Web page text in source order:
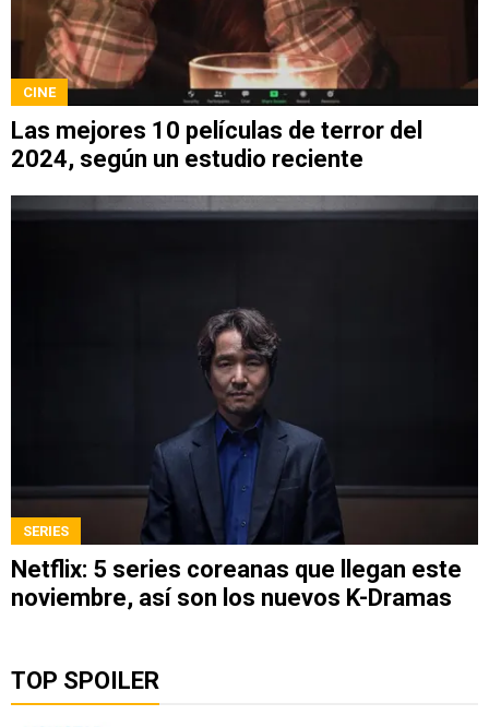
CINE
Las mejores 10 películas de terror del
2024, según un estudio reciente
SERIES
Netflix: 5 series coreanas que llegan este
noviembre, así son los nuevos K-Dramas
TOP SPOILER